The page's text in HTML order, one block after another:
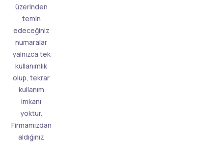
üzerinden
temin
edeceğiniz
numaralar
yalnızca tek
kullanımlık
olup, tekrar
kullanım
imkanı
yoktur.
Firmamızdan
aldığınız